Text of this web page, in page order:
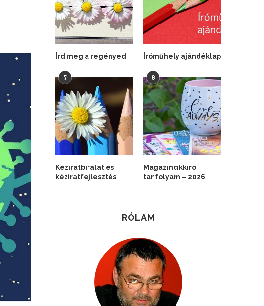
Írd meg a regényed Íróműhely ajándéklap
7
Kéziratbírálat és
kéziratfejlesztés
8
Magazincikkíró
tanfolyam – 2026
RÓLAM